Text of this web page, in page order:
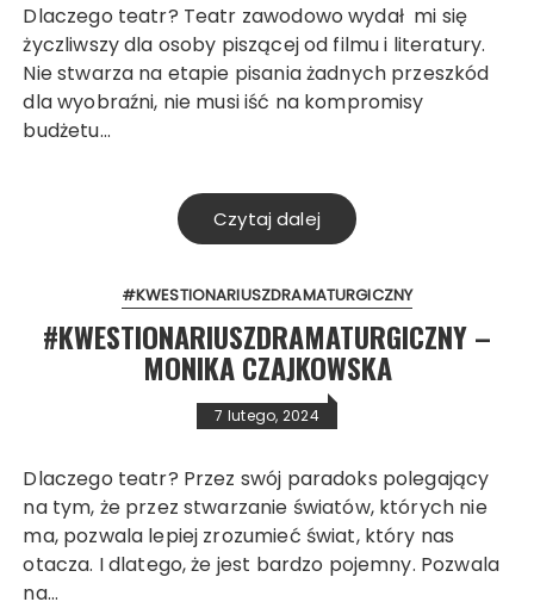
Dlaczego teatr? Teatr zawodowo wydał mi się
życzliwszy dla osoby piszącej od filmu i literatury.
Nie stwarza na etapie pisania żadnych przeszkód
dla wyobraźni, nie musi iść na kompromisy
budżetu…
Czytaj dalej
#KWESTIONARIUSZDRAMATURGICZNY
#KWESTIONARIUSZDRAMATURGICZNY –
MONIKA CZAJKOWSKA
7 lutego, 2024
Dlaczego teatr? Przez swój paradoks polegający
na tym, że przez stwarzanie światów, których nie
ma, pozwala lepiej zrozumieć świat, który nas
otacza. I dlatego, że jest bardzo pojemny. Pozwala
na…